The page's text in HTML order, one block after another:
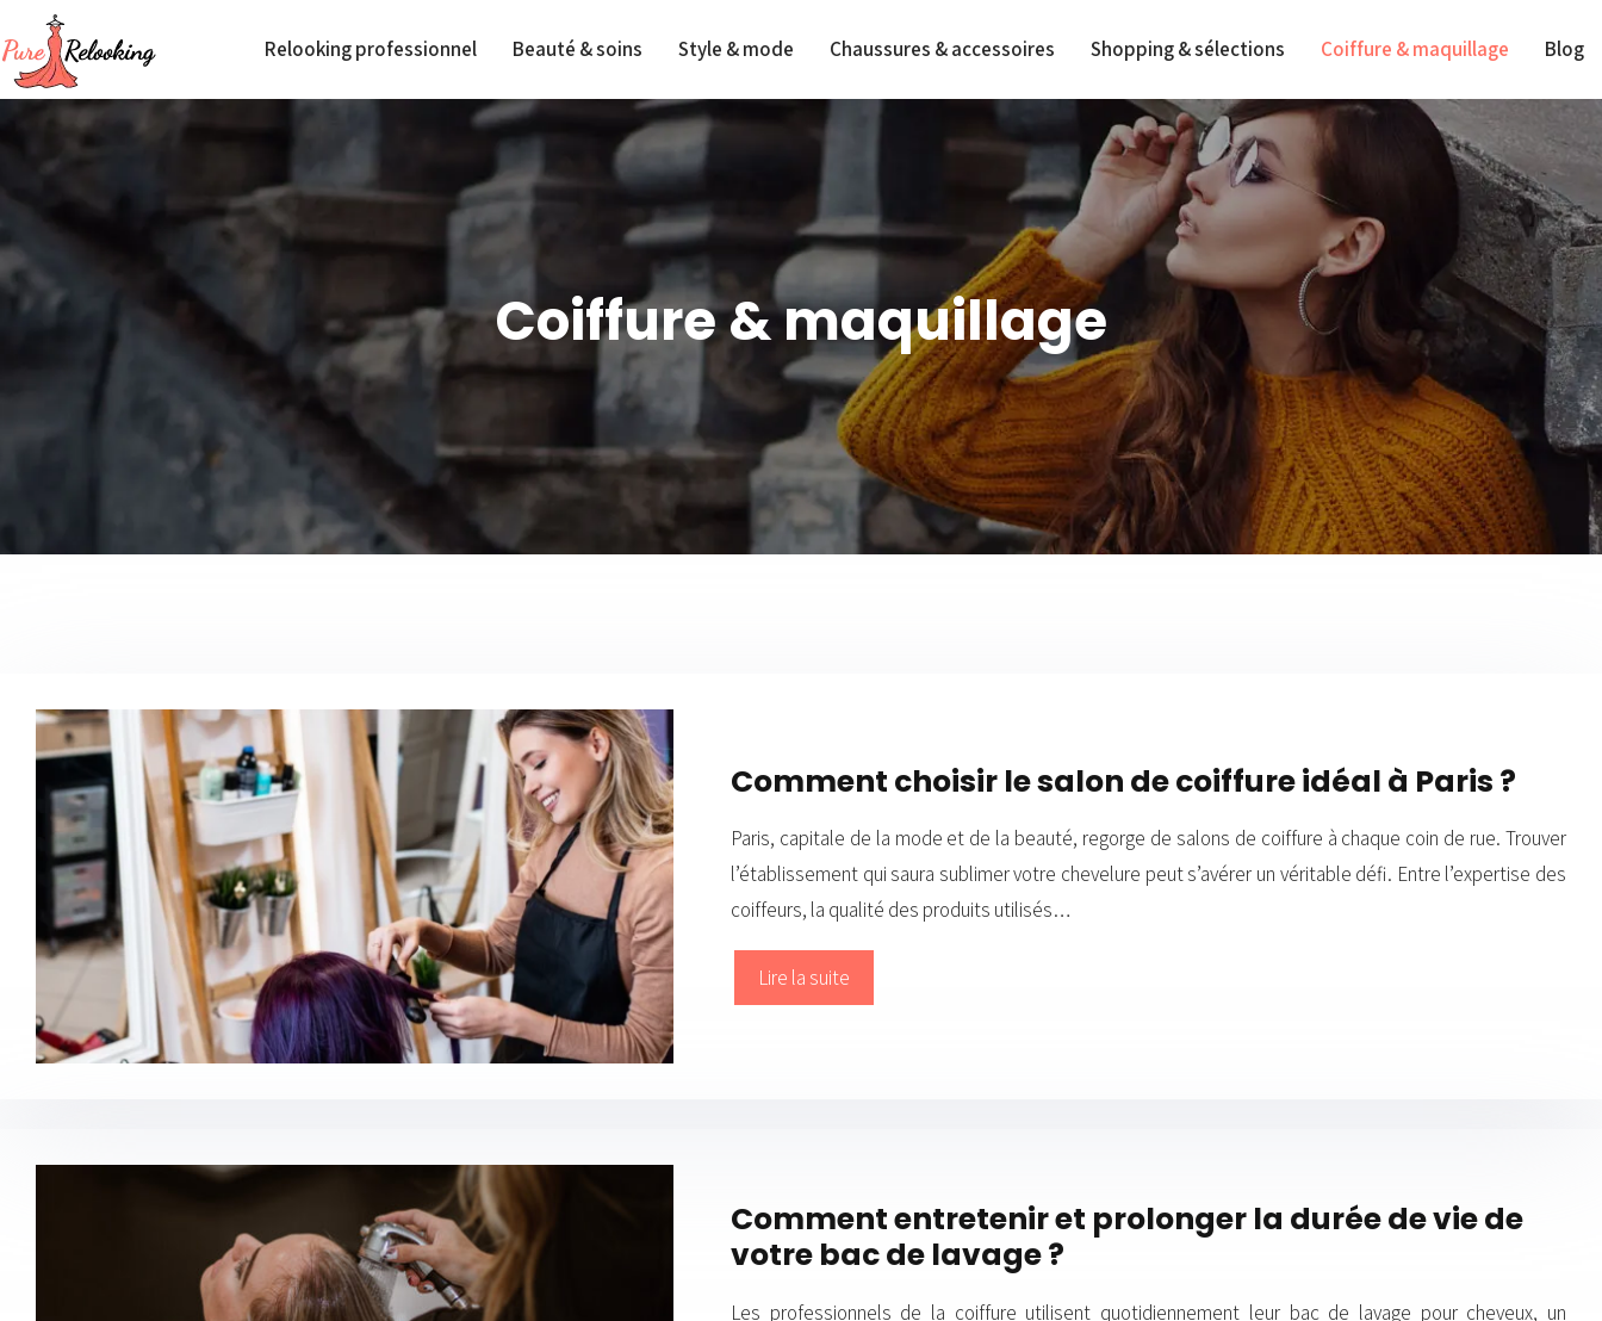
Relooking professionnel Beauté & soins Style & mode Chaussures & accessoires Shopping & sélections Coiffure & maquillage Blog
Coiffure & maquillage
Comment choisir le salon de coiffure idéal à Paris ?
Paris, capitale de la mode et de la beauté, regorge de salons de coiffure à chaque coin de rue. Trouver
l’établissement qui saura sublimer votre chevelure peut s’avérer un véritable défi. Entre l’expertise des
coiffeurs, la qualité des produits utilisés…
Lire la suite
Comment entretenir et prolonger la durée de vie de
votre bac de lavage ?
Les professionnels de la coiffure utilisent quotidiennement leur bac de lavage pour cheveux, un